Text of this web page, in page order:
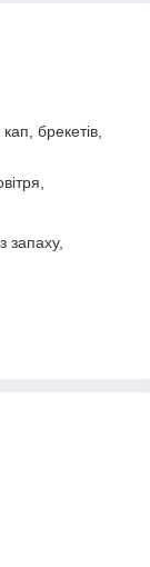
брекетів,
запаху,